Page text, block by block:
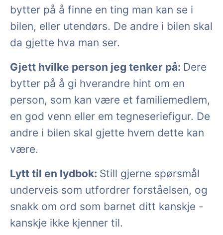
bytter på å finne en ting man kan se i
bilen, eller utendørs. De andre i bilen skal
da gjette hva man ser.
Gjett hvilke person jeg tenker på: Dere
bytter på å gi hverandre hint om en
person, som kan være et familiemedlem,
en god venn eller em tegneseriefigur. De
andre i bilen skal gjette hvem dette kan
være.
Lytt til en lydbok: Still gjerne spørsmål
underveis som utfordrer forståelsen, og
snakk om ord som barnet ditt kanskje -
kanskje ikke kjenner til.